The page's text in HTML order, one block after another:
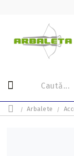
Arbalete